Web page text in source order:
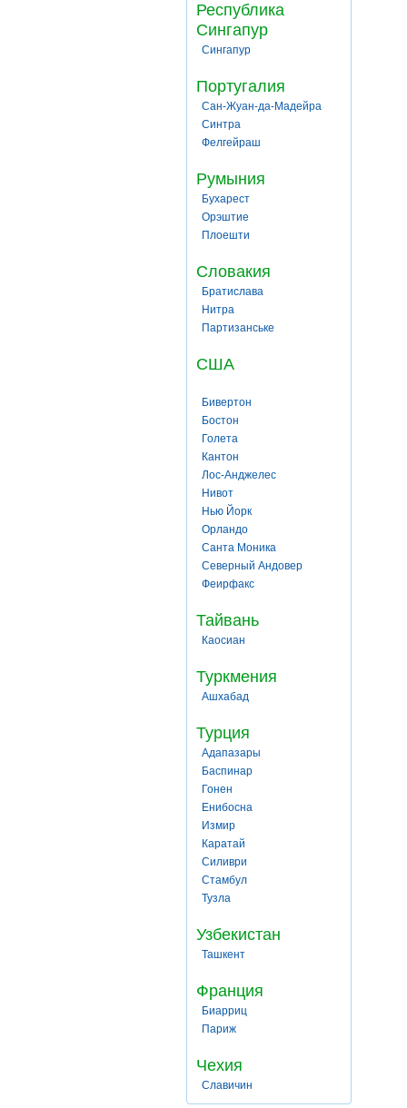
Республика
Сингапур
Сингапур
Португалия
Сан-Жуан-да-Мадейра
Синтра
Фелгейраш
Румыния
Бухарест
Орэштие
Плоешти
Словакия
Братислава
Нитра
Партизанське
США
Бивертон
Бостон
Голета
Кантон
Лос-Анджелес
Нивот
Нью Йорк
Орландо
Санта Моника
Северный Андовер
Феирфакс
Тайвань
Каосиан
Туркмения
Ашхабад
Турция
Адапазары
Баспинар
Гонен
Енибосна
Измир
Каратай
Силиври
Стамбул
Тузла
Узбекистан
Ташкент
Франция
Биарриц
Париж
Чехия
Славичин